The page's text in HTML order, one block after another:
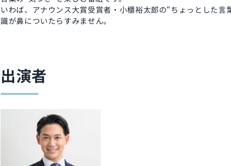
いわば、アナウンス大賞受賞者・小櫃裕太郎の“ちょっとした
識が鼻についたらすみません。
出演者